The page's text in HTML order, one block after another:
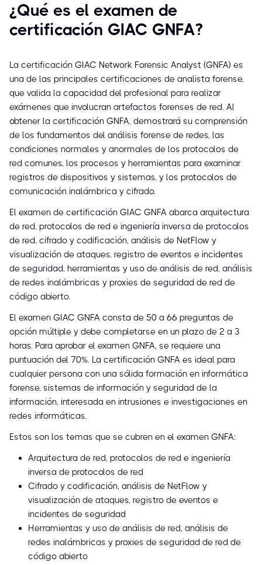
¿Qué es el examen de
certificación GIAC GNFA?
La certificación GIAC Network Forensic Analyst (GNFA) es
una de las principales certificaciones de analista forense,
que valida la capacidad del profesional para realizar
exámenes que involucran artefactos forenses de red. Al
obtener la certificación GNFA, demostrará su comprensión
de los fundamentos del análisis forense de redes, las
condiciones normales y anormales de los protocolos de
red comunes, los procesos y herramientas para examinar
registros de dispositivos y sistemas, y los protocolos de
comunicación inalámbrica y cifrado.
El examen de certificación GIAC GNFA abarca arquitectura
de red, protocolos de red e ingeniería inversa de protocolos
de red, cifrado y codificación, análisis de NetFlow y
visualización de ataques, registro de eventos e incidentes
de seguridad, herramientas y uso de análisis de red, análisis
de redes inalámbricas y proxies de seguridad de red de
código abierto.
El examen GIAC GNFA consta de 50 a 66 preguntas de
opción múltiple y debe completarse en un plazo de 2 a 3
horas. Para aprobar el examen GNFA, se requiere una
puntuación del 70%. La certificación GNFA es ideal para
cualquier persona con una sólida formación en informática
forense, sistemas de información y seguridad de la
información, interesada en intrusiones e investigaciones en
redes informáticas.
Estos son los temas que se cubren en el examen GNFA:
Arquitectura de red, protocolos de red e ingeniería
inversa de protocolos de red
Cifrado y codificación, análisis de NetFlow y
visualización de ataques, registro de eventos e
incidentes de seguridad
Herramientas y uso de análisis de red, análisis de
redes inalámbricas y proxies de seguridad de red de
código abierto